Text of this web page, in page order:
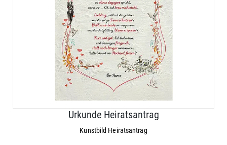
Urkunde Heiratsantrag
Kunstbild Heiratsantrag